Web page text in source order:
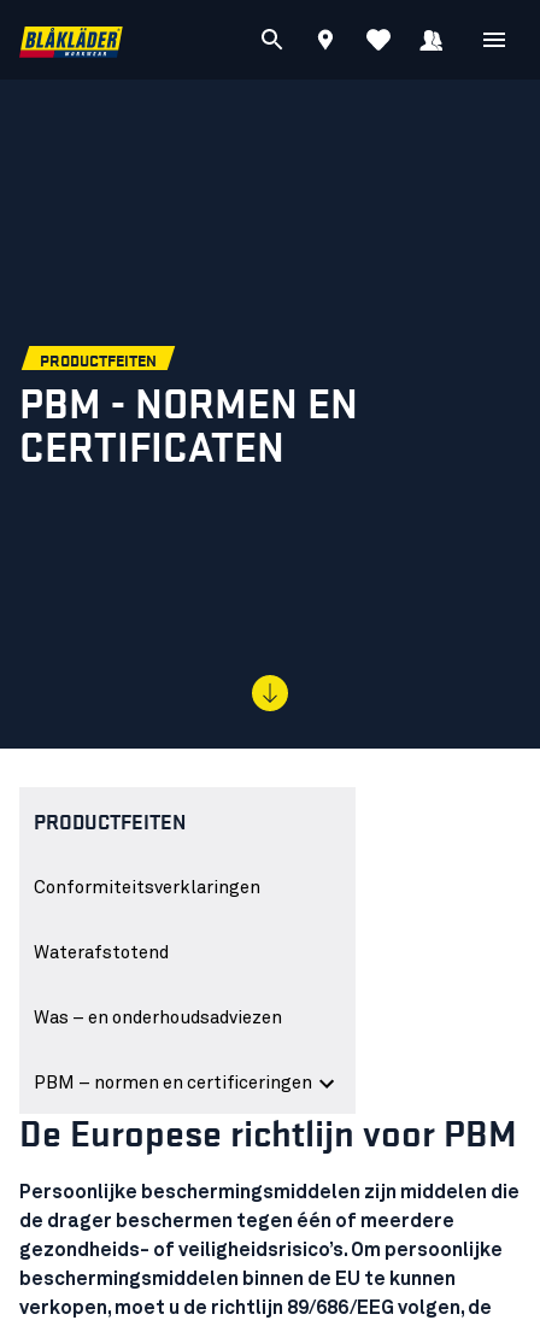
PRODUCTFEITEN
PBM - NORMEN EN
CERTIFICATEN
PRODUCTFEITEN
Conformiteitsverklaringen
Waterafstotend
Was – en onderhoudsadviezen
PBM – normen en certificeringen
De Europese richtlijn voor PBM
Persoonlijke beschermingsmiddelen zijn middelen die
de drager beschermen tegen één of meerdere
gezondheids- of veiligheidsrisico’s. Om persoonlijke
beschermingsmiddelen binnen de EU te kunnen
verkopen, moet u de richtlijn 89/686/EEG volgen, de